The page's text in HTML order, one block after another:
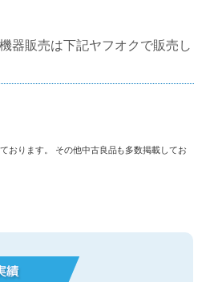
器販売は下記ヤフオクで販売し
おります。 その他中古良品も多数掲載してお